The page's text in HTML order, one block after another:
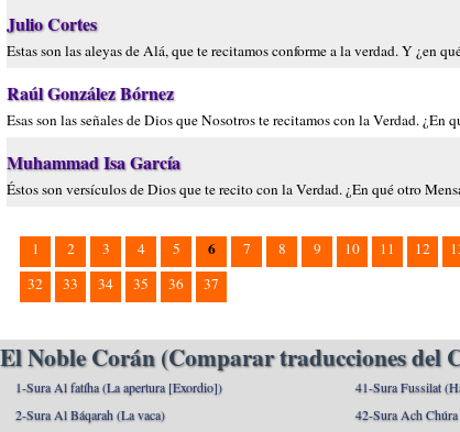
Julio Cortes
Estas son las aleyas de Alá, que te recitamos conforme a la verdad. Y ¿en
Raúl González Bórnez
Esas son las señales de Dios que Nosotros te recitamos con la Verdad. ¿En
Muhammad Isa García
Éstos son versículos de Dios que te recito con la Verdad. ¿En qué otro
1 2 3 4 5 6 7 8 9 10 11 12
32
33 34 35 36 37
El Noble Corán (Comparar traducciones del
1-Sura Al fatíha (La apertura [Exordio])
2-Sura Al Báqarah (La vaca)
41-Sura Fussilat
42-Sura Ach